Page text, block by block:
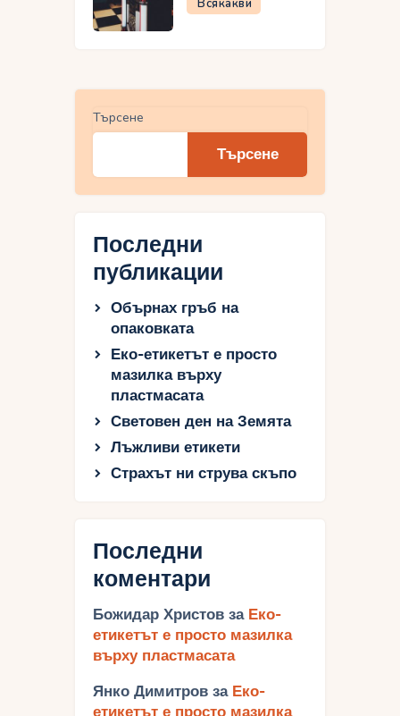
Всякакви
Търсене
Търсене
Последни
публикации
Обърнах гръб на
опаковката
Еко-етикетът е просто
мазилка върху
пластмасата
Световен ден на Земята
Лъжливи етикети
Страхът ни струва скъпо
Последни
коментари
Божидар Христов за Еко-
етикетът е просто мазилка
върху пластмасата
Янко Димитров за Еко-
етикетът е просто мазилка